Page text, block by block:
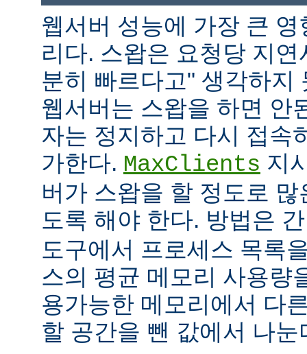
웹서버 성능에 가장 큰
리다. 스왑은 요청당 지
분히 빠르다고" 생각하지
웹서버는 스왑을 하면 안
자는 정지하고 다시 접속
가한다. MaxClients 지
버가 스왑을 할 정도로
도록 해야 한다. 방법은
도구에서 프로세스 목록
스의 평균 메모리 사용량
용가능한 메모리에서 다
할 공간을 뺀 값에서 나눈